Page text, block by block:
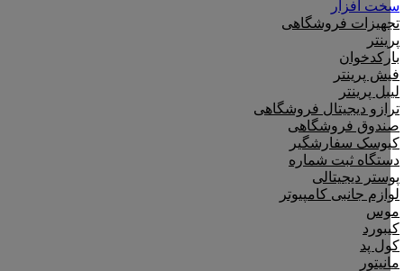
سخت افزار
تجهیزات فروشگاهی
پرینتر
بارکدخوان
فیش پرینتر
لیبل پرینتر
ترازو دیجیتال فروشگاهی
صندوق فروشگاهی
کیوسک سفارشگیر
دستگاه ثبت شماره
پوستر دیجیتالی
لوازم جانبی کامپیوتر
موس
کیبورد
کول پد
مانیتور